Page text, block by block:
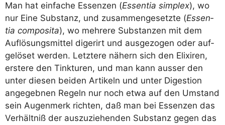
Man hat ein­fa­che Essen­zen (Essen­tia sim­plex), wo
nur Eine Sub­stanz, und zusam­men­ge­setz­te (Essen­
tia com­po­si­ta), wo meh­re­re Sub­stan­zen mit dem
Auf­lö­sungs­mit­tel diger­irt und aus­ge­zo­gen oder auf­
ge­lö­set wer­den. Letz­te­re nähern sich den Eli­xi­ren,
ers­te­re den Tink­tu­ren, und man kann aus­ser den
unter die­sen bei­den Arti­keln und unter Diges­ti­on
ange­geb­nen Regeln nur noch etwa auf den Umstand
sein Augen­merk rich­ten, daß man bei Essen­zen das
Ver­hält­niß der aus­zu­zie­hen­den Sub­stanz gegen das